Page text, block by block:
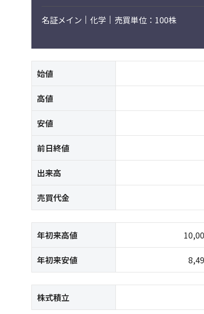
名証メイン 化学 売買単位：100株
始値
高値
安値
前日終値
出来高
売買代金
年初来高値
年初来安値
株式積立